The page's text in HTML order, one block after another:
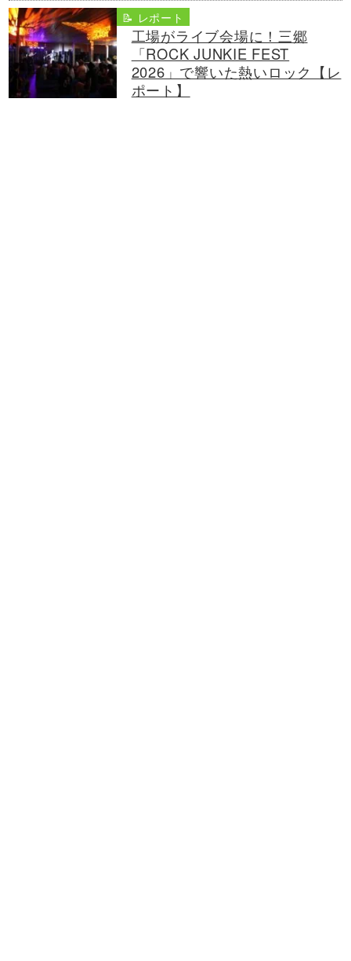
📝 レポート
工場がライブ会場に！三郷
「ROCK JUNKIE FEST
2026」で響いた熱いロック【レ
ポート】